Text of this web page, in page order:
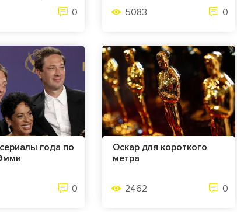
0 5083 0
года по
0
Оскар для короткого
метра
2462 0